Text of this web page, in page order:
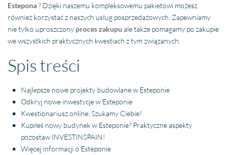
Estepona? Dzięki naszemu kompleksowemu pakietowi możesz
również korzystać z naszych usług posprzedażowych. Zapewniamy
nie tylko uproszczony proces zakupu ale także pomagamy po zakupie
we wszystkich praktycznych kwestiach z tym związanych.
Spis treści
Najlepsze nowe projekty budowlane w Esteponie
Odkryj nowe inwestycje w Esteponie
Kwestionariusz online: Szukamy Ciebie!
Kupiłeś nowy budynek w Esteponie? Praktyczne aspekty
pozostaw INVESTINSPAIN!
Więcej informacji o Esteponie